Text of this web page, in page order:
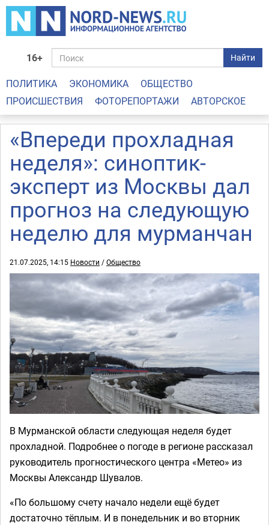
16+ Найти
ПОЛИТИКА ЭКОНОМИКА
ОБЩЕСТВО
ПРОИСШЕСТВИЯ
ФОТОРЕПОРТАЖИ АВТОРСКОЕ
«Впереди прохладная
неделя»: синоптик-
эксперт из Москвы дал
прогноз на следующую
неделю для мурманчан
21.07.2025, 14:15 Новости /Общество
В Мурманской области следующая неделя будет
прохладной. Подробнее о погоде в регионе рассказал
руководитель прогностического центра «Метео» из
Москвы Александр Шувалов.
«По большому счету начало недели ещё будет
достаточно тёплым. И в понедельник и во вторник